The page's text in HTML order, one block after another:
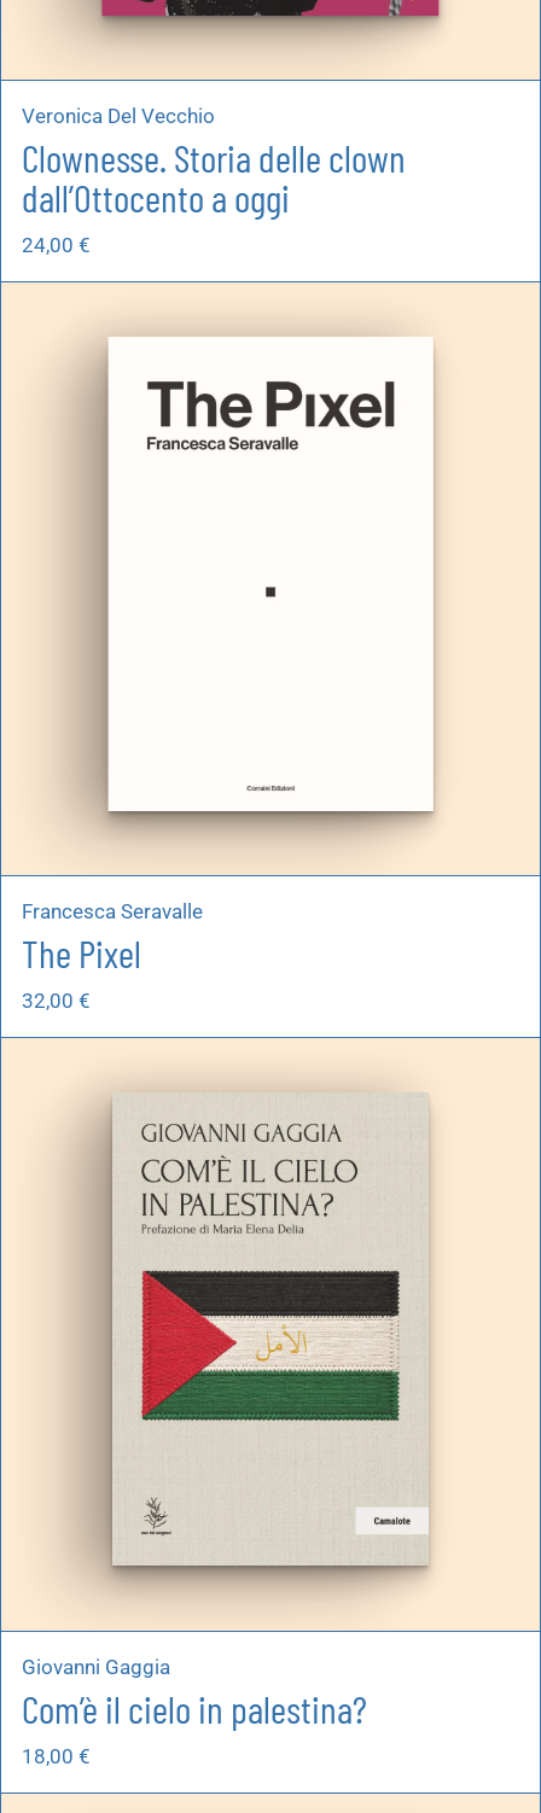
Veronica Del Vecchio
Clownesse. Storia delle clown
dall’Ottocento a oggi
24,00 €
Francesca Seravalle
The Pixel
32,00 €
Giovanni Gaggia
Com’è il cielo in palestina?
18,00 €